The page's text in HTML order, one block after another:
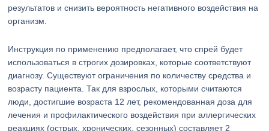
результатов и снизить вероятность негативного воздействия на
организм.
Инструкция по применению предполагает, что спрей будет
использоваться в строгих дозировках, которые соответствуют
диагнозу. Существуют ограничения по количеству средства и
возрасту пациента. Так для взрослых, которыми считаются
люди, достигшие возраста 12 лет, рекомендованная доза для
лечения и профилактического воздействия при аллергических
реакциях (острых, хронических, сезонных) составляет 2